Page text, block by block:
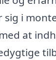
sig i
at